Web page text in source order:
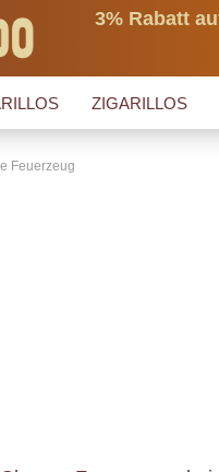
3% Rabatt
ZIGARILLOS
Feuerzeug